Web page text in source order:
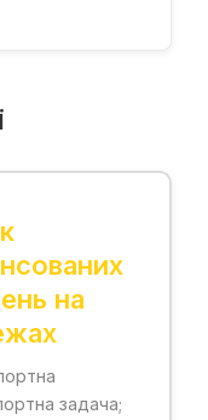
на
задача;